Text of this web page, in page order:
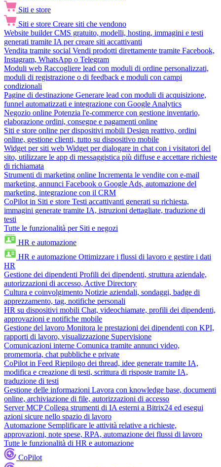
Siti e store
Siti e store Creare siti che vendono
Website builder CMS gratuito, modelli, hosting, immagini e testi
generati tramite IA per creare siti accattivanti
Vendita tramite social Vendi prodotti direttamente tramite Facebook,
Instagram, WhatsApp o Telegram
Moduli web Raccogliere lead con moduli di ordine personalizzati,
moduli di registrazione o di feedback e moduli con campi
condizionali
Pagine di destinazione Generare lead con moduli di acquisizione,
funnel automatizzati e integrazione con Google Analytics
Negozio online Potenzia l'e-commerce con gestione inventario,
elaborazione ordini, consegne e pagamenti online
Siti e store online per dispositivi mobili Design reattivo, ordini
online, gestione clienti, tutto su dispositivo mobile
Widget per siti web Widget per dialogare in chat con i visitatori del
sito, utilizzare le app di messaggistica più diffuse e accettare richieste
di richiamata
Strumenti di marketing online Incrementa le vendite con e-mail
marketing, annunci Facebook o Google Ads, automazione del
marketing, integrazione con il CRM
CoPilot in Siti e store Testi accattivanti generati su richiesta,
immagini generate tramite IA, istruzioni dettagliate, traduzione di
testi
Tutte le funzionalità per Siti e negozi
HR e automazione
HR e automazione Ottimizzare i flussi di lavoro e gestire i dati
HR
Gestione dei dipendenti Profili dei dipendenti, struttura aziendale,
autorizzazioni di accesso, Active Directory
Cultura e coinvolgimento Notizie aziendali, sondaggi, badge di
apprezzamento, tag, notifiche personali
HR su dispositivi mobili Chat, videochiamate, profili dei dipendenti,
approvazioni e notifiche mobile
Gestione del lavoro Monitora le prestazioni dei dipendenti con KPI,
rapporti di lavoro, visualizzazione Supervisione
Comunicazioni interne Comunica tramite annunci video,
promemoria, chat pubbliche e private
CoPilot in Feed Riepilogo dei thread, idee generate tramite IA,
modifica e creazione di testi, scrittura di risposte tramite IA,
traduzione di testi
Gestione delle informazioni Lavora con knowledge base, documenti
online, archiviazione di file, autorizzazioni di accesso
Server MCP Collega strumenti di IA esterni a Bitrix24 ed esegui
azioni sicure nello spazio di lavoro
Automazione Semplificare le attività relative a richieste,
approvazioni, note spese, RPA, automazione dei flussi di lavoro
Tutte le funzionalità di HR e automazione
CoPilot